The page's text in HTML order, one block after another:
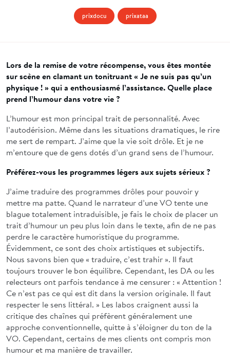
prixdocu prixataa
Lors de la remise de votre récompense, vous êtes montée
sur scène en clamant un tonitruant « Je ne suis pas qu’un
physique ! » qui a enthousiasmé l’assistance. Quelle place
prend l’humour dans votre vie ?
L’humour est mon principal trait de personnalité. Avec
l’autodérision. Même dans les situations dramatiques, le rire
me sert de rempart. J’aime que la vie soit drôle. Et je ne
m’entoure que de gens dotés d’un grand sens de l’humour.
Préférez-vous les programmes légers aux sujets sérieux ?
J’aime traduire des programmes drôles pour pouvoir y
mettre ma patte. Quand le narrateur d’une VO tente une
blague totalement intraduisible, je fais le choix de placer un
trait d’humour un peu plus loin dans le texte, afin de ne pas
perdre le caractère humoristique du programme.
Évidemment, ce sont des choix artistiques et subjectifs.
Nous savons bien que « traduire, c’est trahir ». Il faut
toujours trouver le bon équilibre. Cependant, les DA ou les
relecteurs ont parfois tendance à me censurer : « Attention !
Ce n’est pas ce qui est dit dans la version originale. Il faut
respecter le sens littéral. » Les labos craignent aussi la
critique des chaînes qui préfèrent généralement une
approche conventionnelle, quitte à s’éloigner du ton de la
VO. Cependant, certains de mes clients ont compris mon
humour et ma manière de travailler.